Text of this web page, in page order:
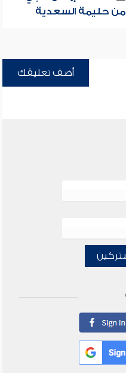
من حليمة السعدية
أضف تعليقك